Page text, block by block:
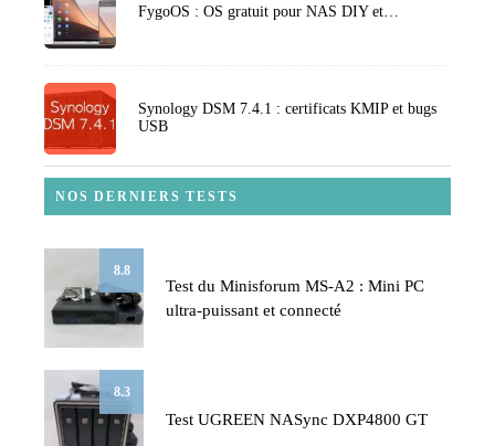
FygoOS : OS gratuit pour NAS DIY et…
Synology DSM 7.4.1 : certificats KMIP et bugs
USB
NOS DERNIERS TESTS
8.8
Test du Minisforum MS-A2 : Mini PC
ultra-puissant et connecté
8.3
Test UGREEN NASync DXP4800 GT